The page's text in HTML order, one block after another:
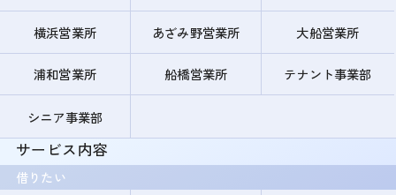
横浜営業所 あざみ野営業所 大船営業所
浦和営業所 船橋営業所 テナント事業部
シニア事業部
サービス内容
借りたい